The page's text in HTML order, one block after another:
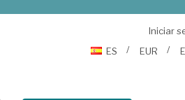
Iniciar
ES
EUR